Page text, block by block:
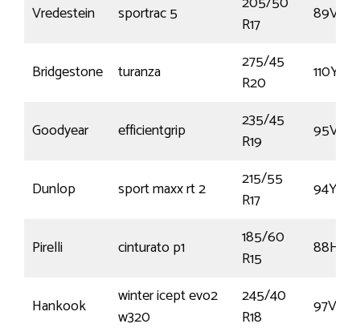
Vredestein sportrac 5
R17
89V
Bridgestone turanza
275/45
R20
110Y
Goodyear efficientgrip
235/45
R19
95V
Dunlop sport maxx rt 2
215/55
R17
94Y
Pirelli cinturato p1
185/60
R15
88H
Hankook
winter icept evo2
w320
245/40
R18
97V